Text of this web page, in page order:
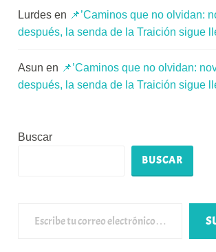
Lurdes en 📌’Caminos que no olvidan:
después, la senda de la Traición sigue
Asun en 📌’Caminos que no olvidan:
después, la senda de la Traición sigue
Buscar
BUSCAR